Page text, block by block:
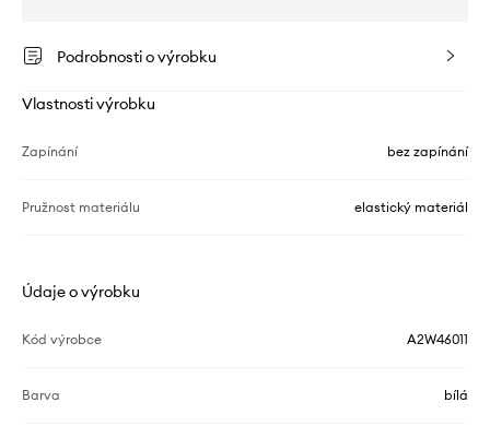
Podrobnosti o výrobku
Vlastnosti výrobku
Zapínání bez zapínání
Pružnost materiálu elastický materiál
Údaje o výrobku
Kód výrobce A2W46011
Barva bílá